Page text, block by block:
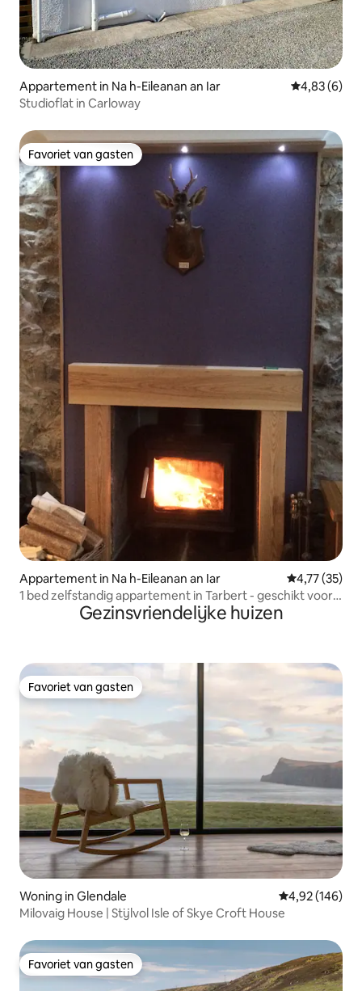
Appartement in Na h-Eileanan an Iar Gemiddelde
4,83 (6)
Studioflat in Carloway
Favoriet van gasten
Favoriet van gasten
Appartement in Na h-Eileanan an Iar Gemiddelde
4,77 (35)
1 bed zelfstandig appartement in Tarbert - geschikt voor 2
Gezinsvriendelijke huizen
Favoriet van gasten
Favoriet van gasten
Woning in Glendale Gemiddelde
4,92 (146)
Milovaig House | Stijlvol Isle of Skye Croft House
Favoriet van gasten
Favoriet van gasten